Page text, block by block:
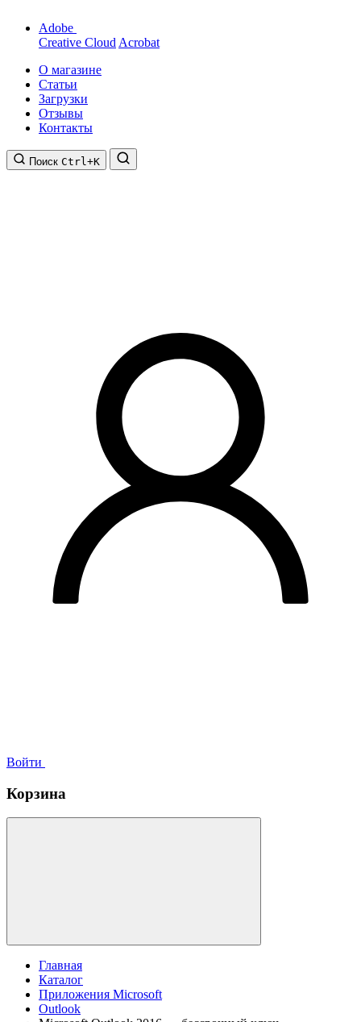
Adobe
Creative Cloud Acrobat
О магазине
Статьи
Загрузки
Отзывы
Контакты
Поиск Ctrl+K
Войти
Корзина
Главная
Каталог
Приложения Microsoft
Outlook